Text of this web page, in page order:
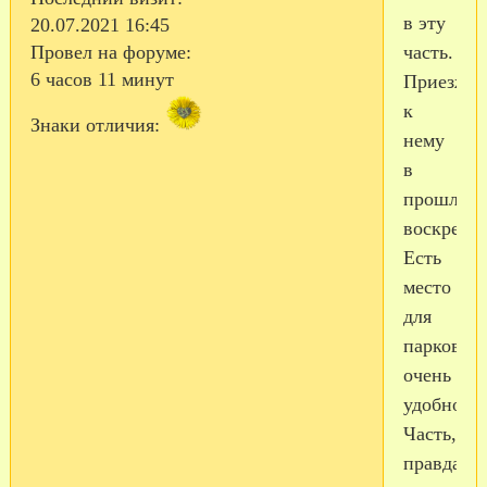
20.07.2021 16:45
Провел на форуме:
6 часов 11 минут
Знаки отличия:
в эту
часть.
к
нему
в
прошлое
Есть
место
для
парковки-
очень
удобно.
Часть,
правда,